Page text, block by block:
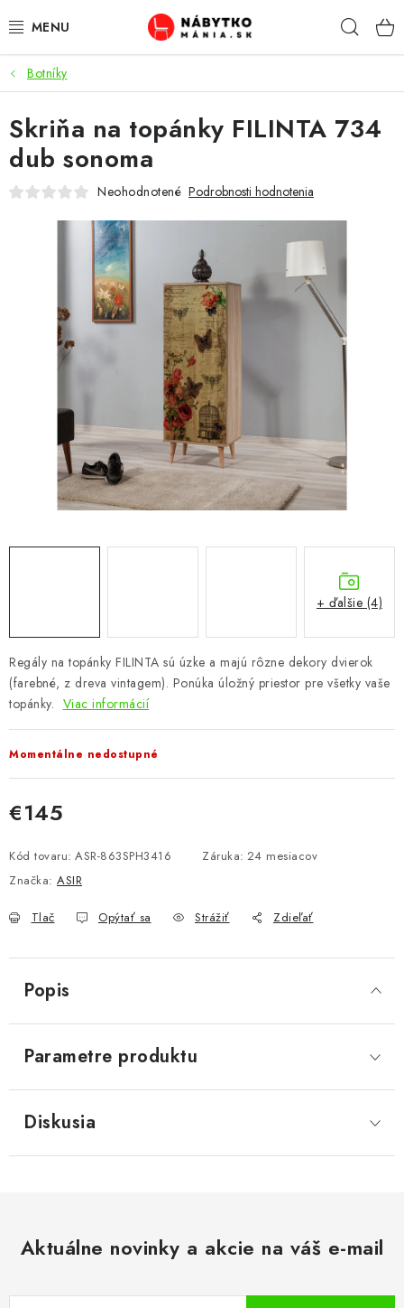
na
VÝPREDAJ
NOVINKY
OBÝVACIA IZBA
KUCHYŇA
PREDSIENE
PRACOVŇA / KANCELÁRIA
KÚPEĽŇA
DETSKÉ A ŠTUDENTSKÉ
DOPLNKY A DEKORÁCIE
ZÁHRADA
Reklamácie a odstúpenie od zmluvy
Obchodné podmienky 2024
Botníky
Regály na topánky FILINTA sú úzke a majú rôzne dekory dvierok
(farebné, z dreva vintagem). Ponúka úložný priestor pre všetky vaše
topánky. Viac informácií
Momentálne nedostupné
€145
Kód tovaru: ASR-863SPH3416 Záruka: 24 mesiacov
Značka: ASIR
Tlač Opýtať sa Strážiť Zdieľať
Skriňa na topánky FILINTA 734
dub sonoma
Neohodnotené Podrobnosti hodnotenia
+ ďalšie (4)
Popis
Parametre produktu
Diskusia
Aktuálne novinky a akcie na váš e-mail